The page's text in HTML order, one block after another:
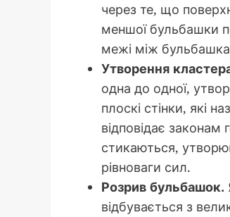
через те, що
меншої бульбашки
межі між
Утворення
одна до одної,
плоскі стінки, які
відповідає
стикаються,
рівноваги сил.
Розрив бульбашок.
відбувається з